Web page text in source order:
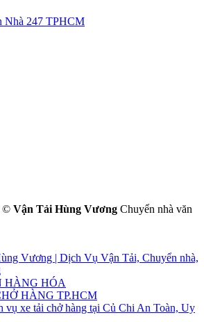
Nhà 247 TPHCM
© Vận Tải Hùng Vương Chuyển nhà văn
Vương | Dịch Vụ Vận Tải, Chuyển nhà,
HÀNG HÓA
HÀNG TP.HCM
vụ xe tải chở hàng tại Củ Chi An Toàn, Uy